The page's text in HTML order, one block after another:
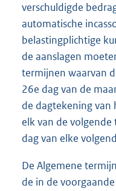
verschuldigde
automatische
belastingplichtige
de aanslagen
termijnen waarvan
26e dag van de
de dagtekening van
elk van de
dag van elke
De Algemene
de in de